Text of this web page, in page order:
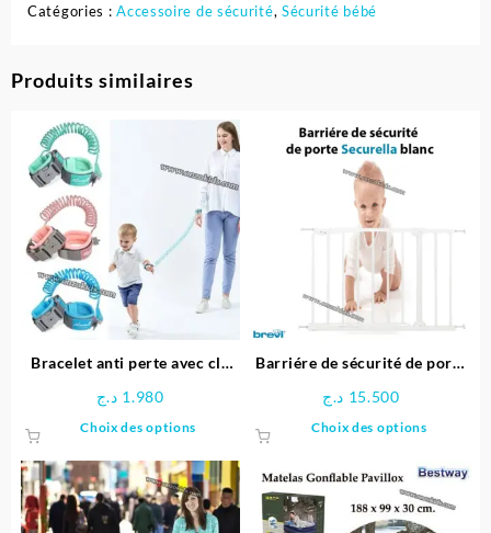
Catégories :Accessoire de sécurité, Sécurité bébé
Produits similaires
Bracelet anti perte avec clé
1.980 د.ج
Choix des options
a
plusieurs
variations.
Barriére de sécurité de porte
15.500 د.ج
Choix des options
a